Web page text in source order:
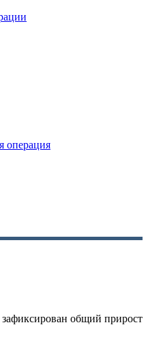
операция
общий прирост